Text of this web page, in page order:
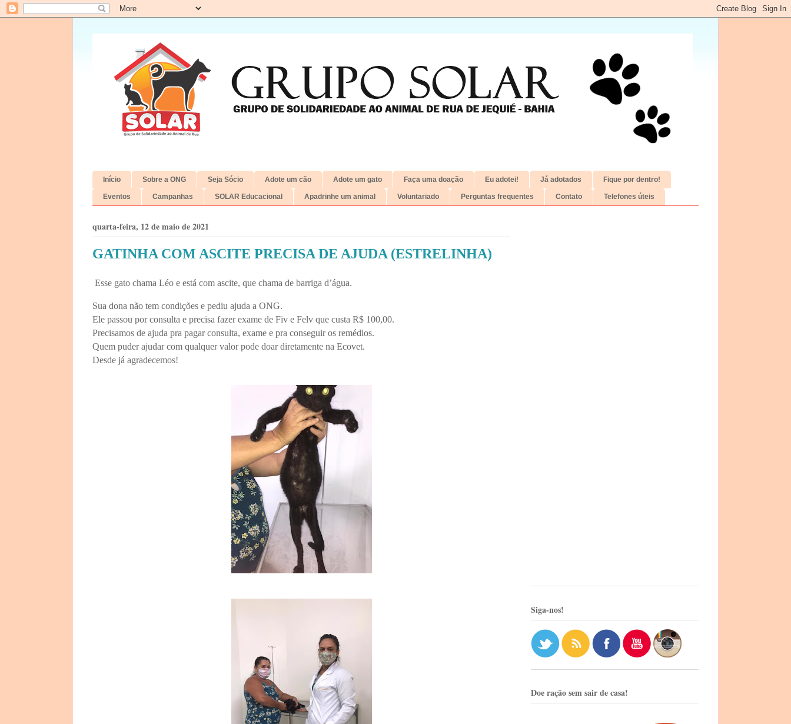
Início Sobre a ONG Seja Sócio Adote um cão Adote um gato Faça uma doação Eu adotei! Já adotados Fique por dentro!
Eventos Campanhas SOLAR Educacional Apadrinhe um animal Voluntariado Perguntas frequentes Contato Telefones úteis
quarta-feira, 12 de maio de 2021
GATINHA COM ASCITE PRECISA DE AJUDA (ESTRELINHA)
Esse gato chama Léo e está com ascite, que chama de barriga d’água.
Sua dona não tem condições e pediu ajuda a ONG.
Ele passou por consulta e precisa fazer exame de Fiv e Felv que custa R$ 100,00.
Precisamos de ajuda pra pagar consulta, exame e pra conseguir os remédios.
Quem puder ajudar com qualquer valor pode doar diretamente na Ecovet.
Desde já agradecemos!
Siga-nos!
Doe ração sem sair de casa!